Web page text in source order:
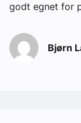
godt egnet for
Bjørn